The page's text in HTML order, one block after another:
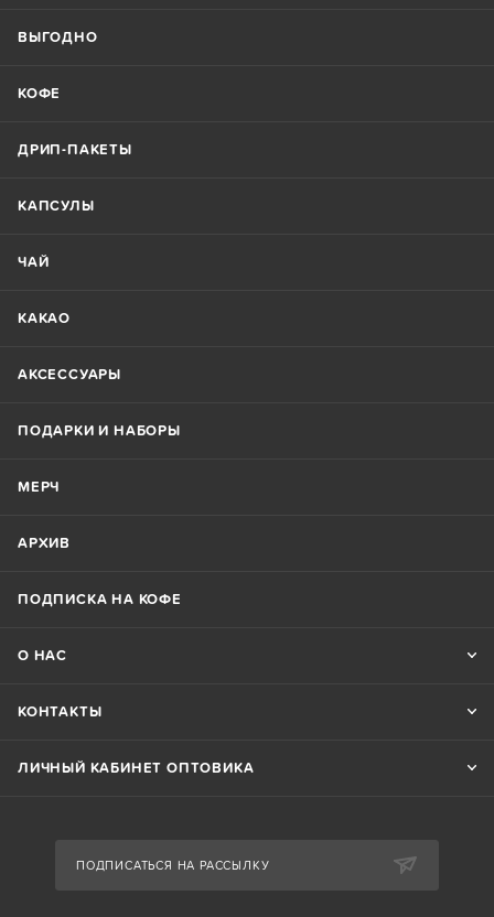
ВЫГОДНО
КОФЕ
ДРИП-ПАКЕТЫ
КАПСУЛЫ
ЧАЙ
КАКАО
АКСЕССУАРЫ
ПОДАРКИ И НАБОРЫ
МЕРЧ
АРХИВ
ПОДПИСКА НА КОФЕ
О НАС
КОНТАКТЫ
ЛИЧНЫЙ КАБИНЕТ ОПТОВИКА
ПОДПИСАТЬСЯ НА РАССЫЛКУ